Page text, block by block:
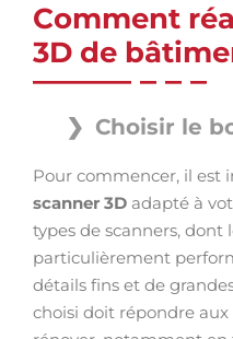
Comment
3D de
Choisir le
Pour commencer, il est
scanner 3D adapté à
types de scanners, dont
particulièrement
détails fins et de
choisi doit répondre